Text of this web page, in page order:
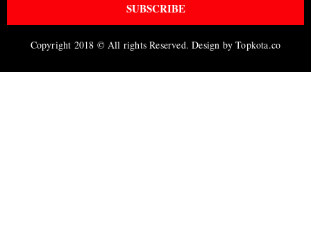
SUBSCRIBE
Copyright 2018 © All rights Reserved. Design by Topkota.co